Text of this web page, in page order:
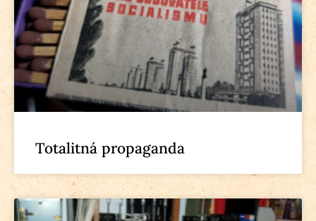
Totalitná propaganda